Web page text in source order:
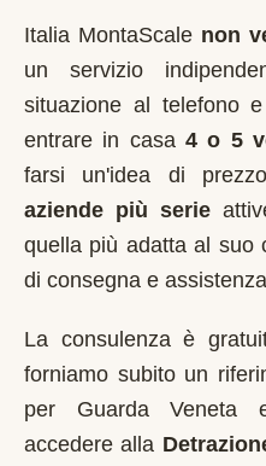
Italia MontaScale non
un servizio
situazione al telefono
entrare in casa 4 o 5
farsi un'idea di
aziende più serie
quella più adatta al
di consegna e
La consulenza è
forniamo subito un
per Guarda Veneta
accedere alla